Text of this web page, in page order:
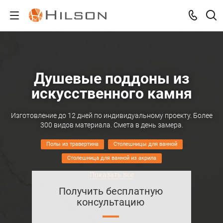
Душевые поддоны из
искусственного камня
Изготовление до 12 дней по индивидуальному проекту. Более
300 видов материала. Смета в день замера.
Полы из травертина Столешницы для ванной
Столешница для ванной из акрила
Столешницы из искусственного камня с раковиной
Душевые поддоны из искусственного камня
Раковины из искусственного камня для ванной
Получить бесплатную
консультацию